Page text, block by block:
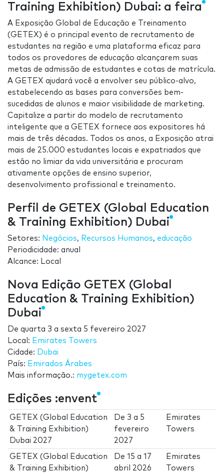
Training Exhibition) Dubai: a feira
A Exposição Global de Educação e Treinamento
(GETEX) é o principal evento de recrutamento de
estudantes na região e uma plataforma eficaz para
todos os provedores de educação alcançarem suas
metas de admissão de estudantes e cotas de matrícula.
A GETEX ajudará você a envolver seu público-alvo,
estabelecendo as bases para conversões bem-
sucedidas de alunos e maior visibilidade de marketing.
Capitalize a partir do modelo de recrutamento
inteligente que a GETEX fornece aos expositores há
mais de três décadas. Todos os anos, a Exposição atrai
mais de 25.000 estudantes locais e expatriados que
estão no limiar da vida universitária e procuram
ativamente opções de ensino superior,
desenvolvimento profissional e treinamento.
Perfil de GETEX (Global Education
& Training Exhibition) Dubai
Setores: Negócios, Recursos Humanos, educação
Periodicidade: anual
Alcance: Local
Nova Edição GETEX (Global
Education & Training Exhibition)
Dubai
De quarta 3 a sexta 5 fevereiro 2027
Local: Emirates Towers
Cidade: Dubai
País: Emirados Árabes
Mais informação.: mygetex.com
Edições :envent
GETEX (Global Education
& Training Exhibition)
Dubai 2027
De 3 a 5
fevereiro
2027
Emirates
Towers
GETEX (Global Education
& Training Exhibition)
De15 a17
abril 2026
Emirates
Towers